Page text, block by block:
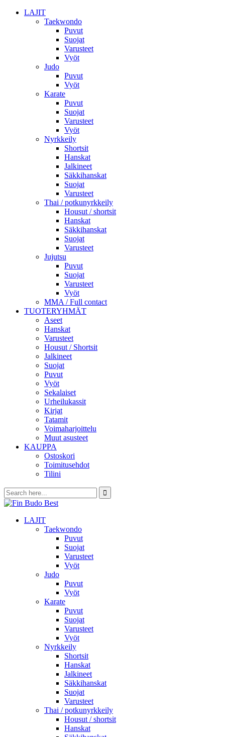
LAJIT
Taekwondo
Puvut
Suojat
Varusteet
Vyöt
Judo
Puvut
Vyöt
Karate
Puvut
Suojat
Varusteet
Vyöt
Nyrkkeily
Shortsit
Hanskat
Jalkineet
Säkkihanskat
Suojat
Varusteet
Thai / potkunyrkkeily
Housut / shortsit
Hanskat
Säkkihanskat
Suojat
Varusteet
Jujutsu
Puvut
Suojat
Varusteet
Vyöt
MMA / Full contact
TUOTERYHMÄT
Aseet
Hanskat
Varusteet
Housut / Shortsit
Jalkineet
Suojat
Puvut
Vyöt
Sekalaiset
Urheilukassit
Kirjat
Tatamit
Voimaharjoittelu
Muut asusteet
KAUPPA
Ostoskori
Toimitusehdot
Tilini
LAJIT
Taekwondo
Puvut
Suojat
Varusteet
Vyöt
Judo
Puvut
Vyöt
Karate
Puvut
Suojat
Varusteet
Vyöt
Nyrkkeily
Shortsit
Hanskat
Jalkineet
Säkkihanskat
Suojat
Varusteet
Thai / potkunyrkkeily
Housut / shortsit
Hanskat